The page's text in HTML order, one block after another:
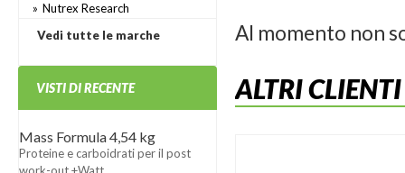
Nutrex Research
Vedi tutte le marche
VISTI DI RECENTE
Mass Formula 4,54 kg
Proteine e carboidrati per il post
Al momento non
ALTRI